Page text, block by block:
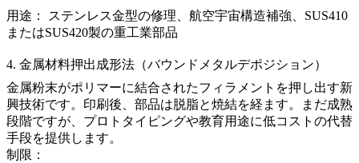
用途：
ステンレス金型の修理、航空宇宙構造補強、 SUS410
またはSUS420製の重工業部品
4. 金属材料押出成形法（バウンドメタルデポジション）
金属粉末がポリマーに結合されたフィラメントを押し出す新
興技術です。印刷後、部品は脱脂と焼結を経ます。まだ成熟
段階ですが、プロトタイピングや教育用途に低コストの代替
手段を提供します。
制限：